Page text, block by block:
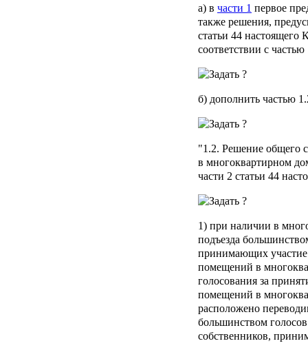
а) в части 1 первое
также решения,
статьи 44 настоящего
соответствии с
б) дополнить частью
"1.2. Решение общего
в многоквартирном
части 2 статьи 44
1) при наличии в
подъезда
принимающих участие
помещений в
голосования за
помещений в
расположено
большинством
собственников,